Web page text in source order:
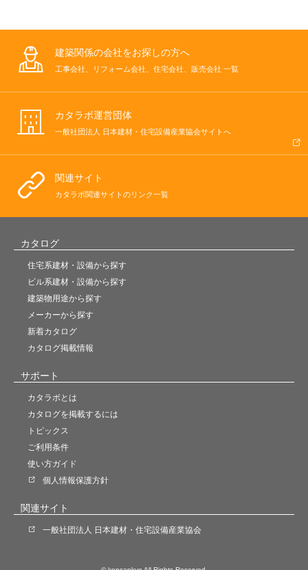
建築関係の会社をお探しの方へ
工事会社、リフォーム会社、住宅会社、販売会社 一覧
カタラボ運営団体
一般社団法人 日本建材・住宅設備産業協会サイトへ
関連サイト
カタラボ関連サイトのリンク一覧
カタログ
住宅系建材・設備から探す
ビル系建材・設備から探す
建築物用途から探す
メーカーから探す
新着カタログ
カタログ掲載情報
サポート
カタラボとは
カタログを掲載するには
トピックス
ご利用条件
使い方ガイド
個人情報保護方針
関連サイト
一般社団法人 日本建材・住宅設備産業協会